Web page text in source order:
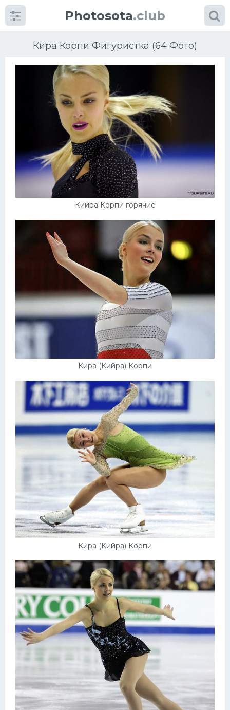
Photosota.club
Кира Корпи Фигуристка (64 Фото)
Киира Корпи горячие
Кира (Кийра) Корпи
Кира (Кийра) Корпи
КатегорииФото
Еще картинки...
Футбол
Баскетбол
Конькобежный спорт
Интерьер квартиры